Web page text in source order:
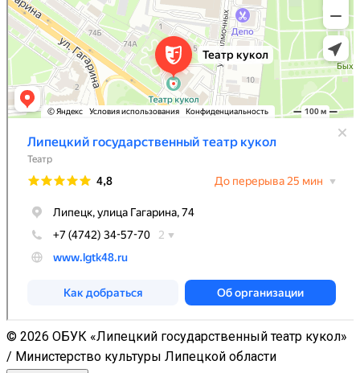
© 2026 ОБУК «Липецкий государственный театр кукол»
/ Министерство культуры Липецкой области